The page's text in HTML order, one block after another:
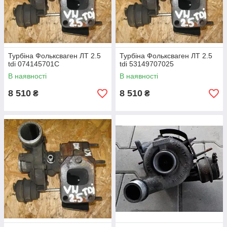
Ці турбіни використовували перепускний клапан
(wastegate) для регулювання тиску наддуву.
Турбіна Фольксваген ЛТ 2.5
tdi 074145701C
В наявності
8 510 ₴
Турбіна Фольксваген ЛТ 2.5
tdi 53149707025
В наявності
8 510 ₴